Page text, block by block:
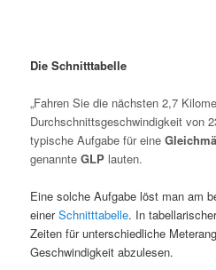
Die Schnitttabelle
„Fahren Sie die nächsten 2,7
Durchschnittsgeschwindigkeit von
typische Aufgabe für eine
genannteGLP lauten.
Eine solche Aufgabe löst man am
einerSchnitttabelle. In
Zeiten für unterschiedliche
Geschwindigkeit abzulesen.